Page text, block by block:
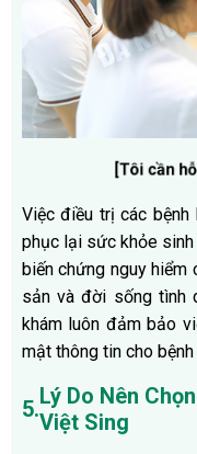
[Tôi cần
Việc điều trị các
phục lại sức khỏe
biến chứng nguy hiểm
sản và đời sống tình
khám luôn đảm bảo
mật thông tin cho bệnh
5.Lý Do Nên
Việt Sing